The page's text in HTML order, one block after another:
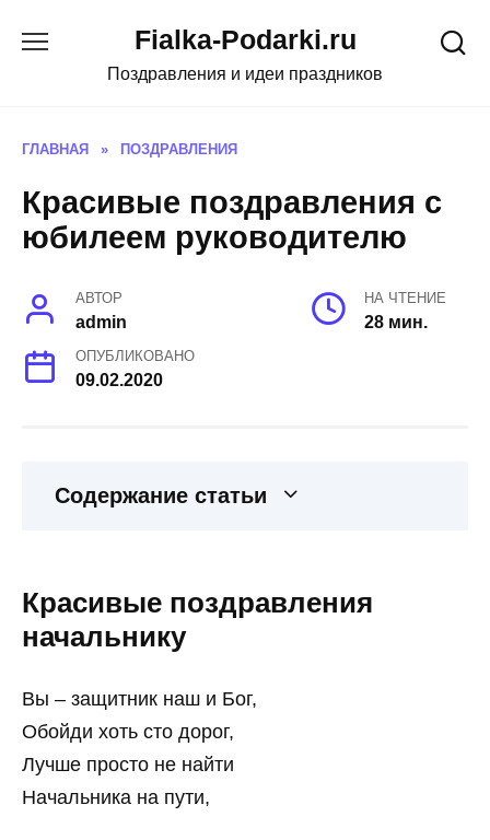
Fialka-Podarki.ru
Поздравления и идеи праздников
ГЛАВНАЯ » ПОЗДРАВЛЕНИЯ
Красивые поздравления с
юбилеем руководителю
АВТОР
admin
НА ЧТЕНИЕ
28 мин.
ОПУБЛИКОВАНО
09.02.2020
Содержание статьи
Красивые поздравления
начальнику
Вы – защитник наш и Бог,
Обойди хоть сто дорог,
Лучше просто не найти
Начальника на пути,